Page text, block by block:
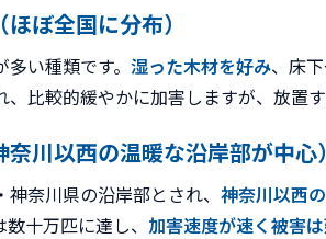
ぼ全国に分布）
い種類です。 湿った木材を好み、床
、比較的緩やかに加害しますが、放置
奈川以西の温暖な沿岸部が中心
奈川県の沿岸部とされ、 神奈川以西
十万匹に達し、 加害速度が速く被害